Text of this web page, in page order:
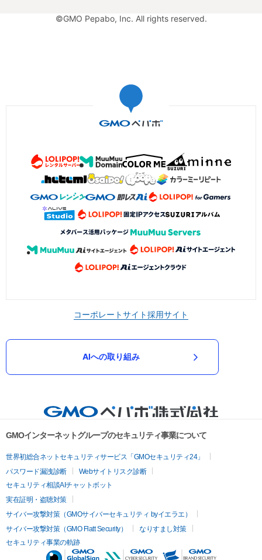
©GMO Pepabo, Inc. All rights reserved.
コーポレートサイト採用サイト
AIへの取り組み
GMOインターネットグループのセキュリティ事業について
世界初総合ネットセキュリティサービス「GMOセキュリティ24」
パスワード漏洩診断
Webサイトリスク診断
セキュリティ相談AIチャットボット
実在証明・盗聴対策
サイバー攻撃対策（GMOサイバーセキュリティ byイエラエ）
サイバー攻撃対策（GMO Flatt Security）
なりすまし対策
セキュリティ事業の軌跡